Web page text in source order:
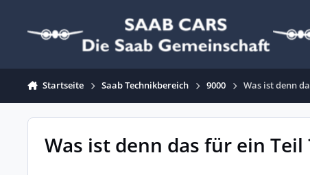
Startseite Saab Technikbereich 9000 Was ist denn
Was ist denn das für ein Teil